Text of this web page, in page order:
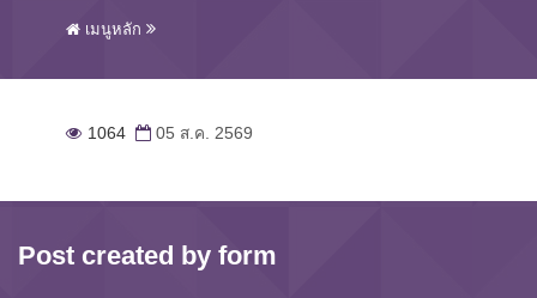
เมนูหลัก
1064 05 ส.ค. 2569
Post created by form